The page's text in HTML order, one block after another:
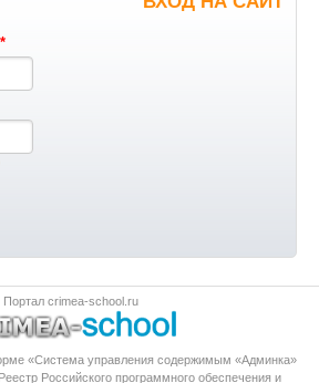
*
Портал crimea-school.ru
«Система управления содержимым «Админка»
Российского программного обеспечения и